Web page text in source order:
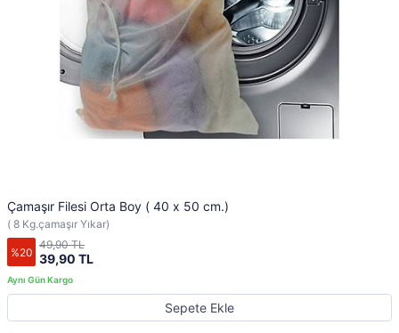
Çamaşır Filesi Orta Boy ( 40 x 50 cm.)
( 8 Kg.çamaşır Yıkar)
%20 39,90 TL
49,90 TL
Sepete Ekle